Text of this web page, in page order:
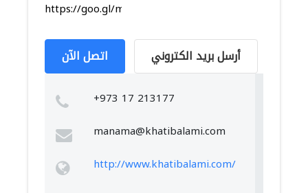
https://goo.gl/maps/5UrKjgAWcNjVbjKh9
اتصل الآن أرسل بريد الكتروني
+973 17 213177
manama@khatibalami.com
http://www.khatibalami.com/